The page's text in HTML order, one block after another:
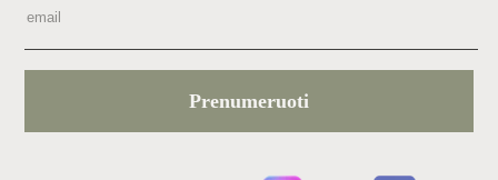
Prenumeruoti